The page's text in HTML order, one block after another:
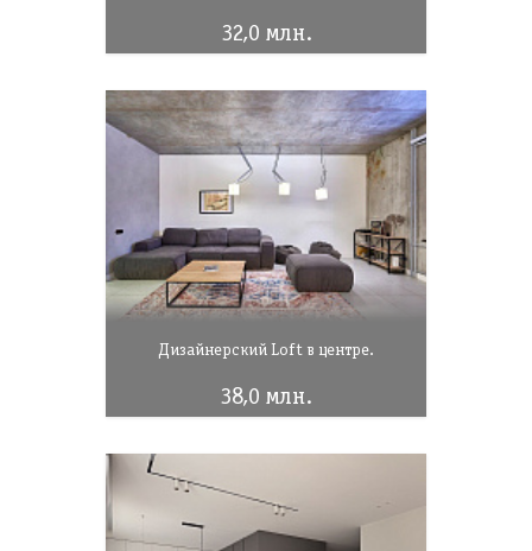
32,0 млн.
Дизайнерский Loft в центре.
38,0 млн.